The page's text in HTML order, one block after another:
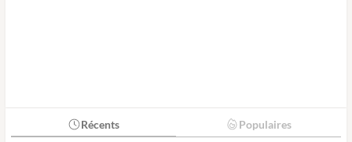
Récents Populaires